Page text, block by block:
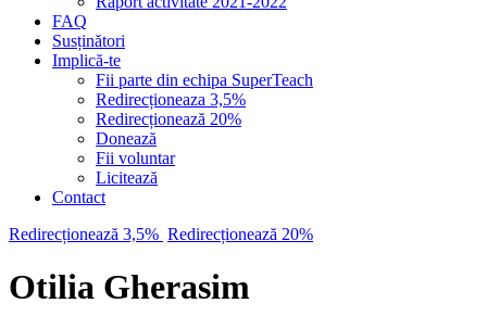
FAQ
Susținători
Implică-te
Fii parte din echipa SuperTeach
Redirecționeaza 3,5%
Redirecționează 20%
Donează
Fii voluntar
Licitează
Contact
Redirecționează 3,5% Redirecționează 20%
Otilia Gherasim